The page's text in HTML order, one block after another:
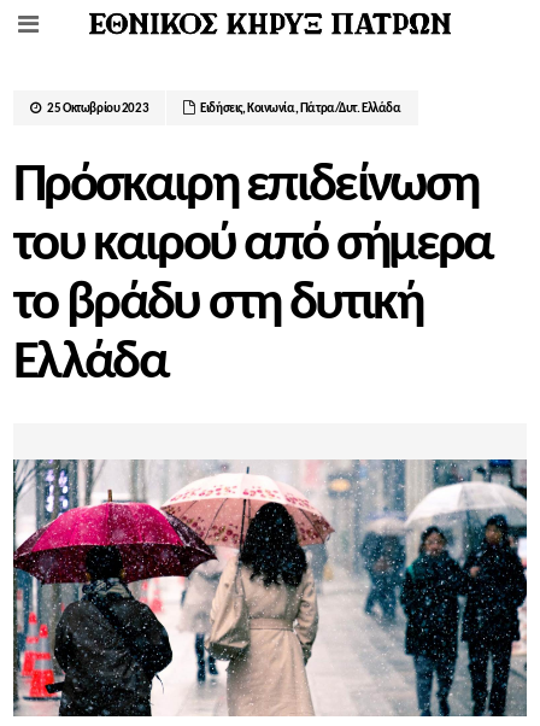
25 Οκτωβρίου 2023 Ειδήσεις, Κοινωνία, Πάτρα/Δυτ. Ελλάδα
Πρόσκαιρη επιδείνωση
του καιρού από σήμερα
το βράδυ στη δυτική
Ελλάδα